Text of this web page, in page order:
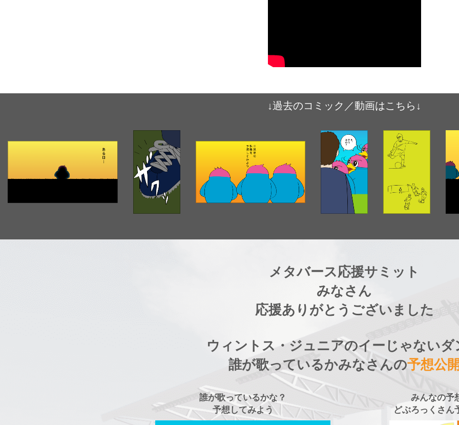
↓過去のコミック／動画はこちら↓
メタバース応援サミット
みなさん
応援ありがとうございました
ウィントス・ジュニアのイーじゃないダ
誰が歌っているかみなさんの予想公
誰が歌っているかな？
予想してみよう
みんなの予
どぶろっくさん